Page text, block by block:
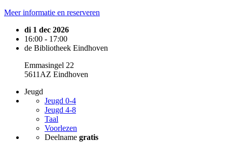
Meer informatie en reserveren
di 1 dec 2026
16:00 - 17:00
de Bibliotheek Eindhoven
Emmasingel 22
5611AZ Eindhoven
Jeugd
Jeugd 0-4
Jeugd 4-8
Taal
Voorlezen
Deelname gratis